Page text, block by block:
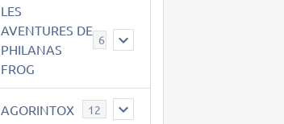
LES
AVENTURES DE
PHILANAS
FROG
AGORINTOX 12